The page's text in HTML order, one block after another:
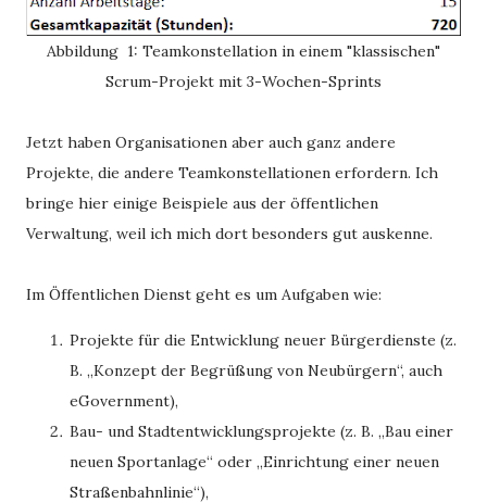
Abbildung 1: Teamkonstellation in einem "klassischen"
Scrum-Projekt mit 3-Wochen-Sprints
Jetzt haben Organisationen aber auch ganz andere
Projekte, die andere Teamkonstellationen erfordern. Ich
bringe hier einige Beispiele aus der öffentlichen
Verwaltung, weil ich mich dort besonders gut auskenne.
Im Öffentlichen Dienst geht es um Aufgaben wie:
Projekte für die Entwicklung neuer Bürgerdienste (z.
B. „Konzept der Begrüßung von Neubürgern“, auch
eGovernment),
Bau- und Stadtentwicklungsprojekte (z. B. „Bau einer
neuen Sportanlage“ oder „Einrichtung einer neuen
Straßenbahnlinie“),